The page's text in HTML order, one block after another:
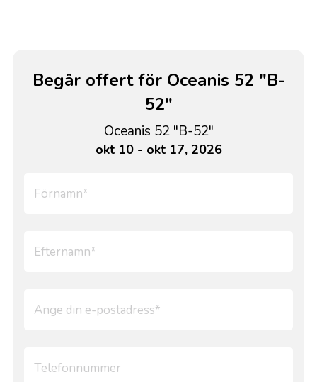
Begär offert för Oceanis 52 "B-
52"
Oceanis 52 "B-52"
okt 10 - okt 17, 2026